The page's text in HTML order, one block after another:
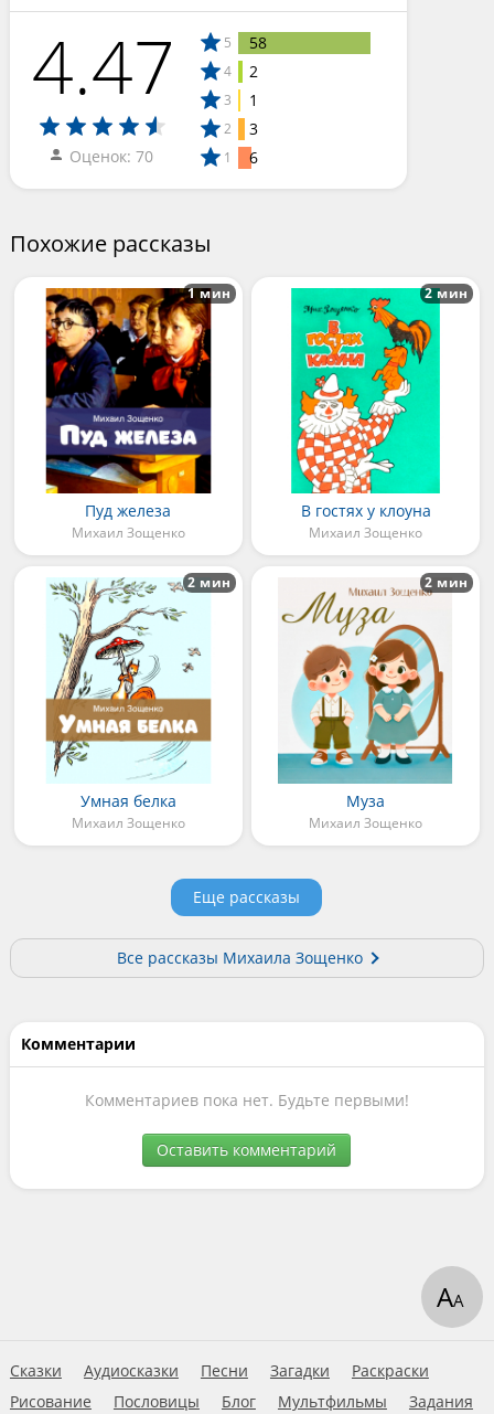
4.47
Оценок: 70
5 58
4 2
3 1
2 3
1 6
Похожие рассказы
Пуд железа
Михаил Зощенко
1 мин
В гостях у клоуна
Михаил Зощенко
2 мин
Умная белка
Михаил Зощенко
2 мин
Муза
Михаил Зощенко
2 мин
Еще рассказы
Все рассказы Михаила Зощенко
Комментарии
Комментариев пока нет. Будьте первыми!
Оставить комментарий
Сказки Аудиосказки Песни Загадки
Раскраски
Рисование
Пословицы Блог Мультфильмы Задания
АА